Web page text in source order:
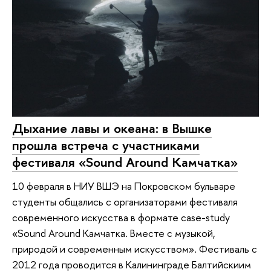
Дыхание лавы и океана: в Вышке
прошла встреча с участниками
фестиваля «Sound Around Камчатка»
10 февраля в НИУ ВШЭ на Покровском бульваре
студенты общались с организаторами фестиваля
современного искусства в формате case-study
«Sound Around Камчатка. Вместе с музыкой,
природой и современным искусством». Фестиваль с
2012 года проводится в Калининграде Балтийскиим